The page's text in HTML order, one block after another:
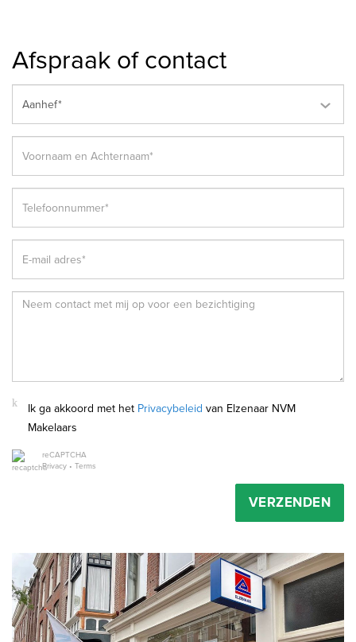
Afspraak of contact
Aanhef*
Ik ga akkoord met het Privacybeleid van Elzenaar NVM
Makelaars
reCAPTCHA
Privacy • Terms
VERZENDEN